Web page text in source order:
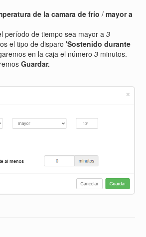
de la camara de frío/mayor a
período de tiempo sea mayor a3
el tipo de disparo'Sostenido durante
en la caja el número3 minutos.
Guardar.